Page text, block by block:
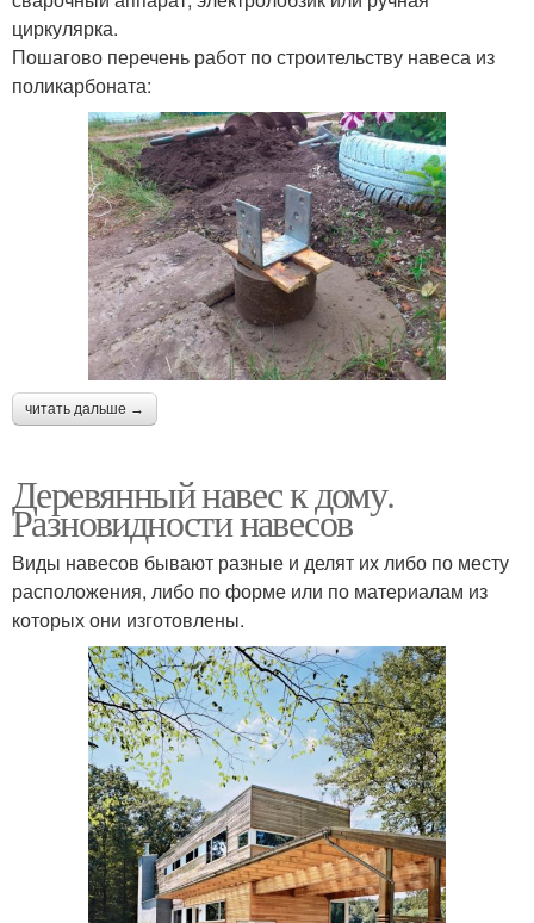
циркулярка.
Пошагово перечень работ по строительству навеса из
поликарбоната:
читать дальше →
Деревянный навес к дому.
Разновидности навесов
Виды навесов бывают разные и делят их либо по месту
расположения, либо по форме или по материалам из
которых они изготовлены.